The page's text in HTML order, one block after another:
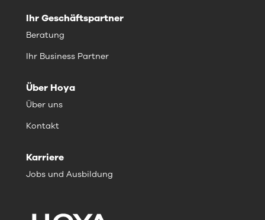
Ihr Geschäftspartner
Beratung
Ihr Business Partner
Über Hoya
Über uns
Kontakt
Karriere
Jobs und Ausbildung